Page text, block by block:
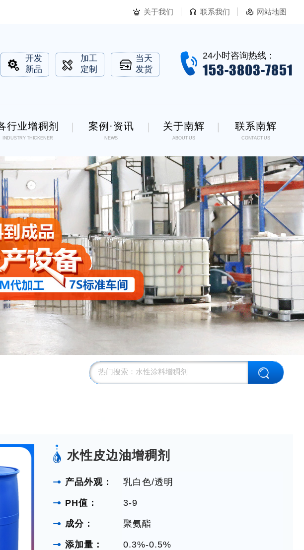
关于我们 联系我们 网站地图
开发
新品
加工
定制
当天
发货
24小时咨询热线：
153-3803-7851
行业增稠剂
INDUSTRY THICKENER
案例·资讯
NEWS
关于南辉
ABOUT US
联系南辉
CONTACT US
水性皮边油增稠剂
产品外观： 乳白色/透明
PH值： 3-9
成分： 聚氨酯
添加量： 0.3%-0.5%